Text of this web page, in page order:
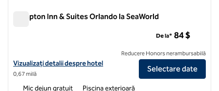
Hampton Inn & Suites Orlando la SeaWorld
Vizualizați detaliile hotelului Hampton Inn & Suites Orlando la
Vizualizați detalii despre hotel
0,67 milă
De la* 84 $
Reducere Honors nerambursabilă
Selectare date
Mic dejun gratuit Piscina exterioară